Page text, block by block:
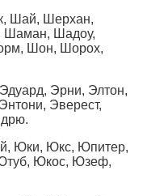
Шай, Шерхан,
Шаман, Шадоу,
Шон, Шорох,
Эрни, Элтон,
Эверест,
Юки, Юкс, Юпитер,
Юкос, Юзеф,